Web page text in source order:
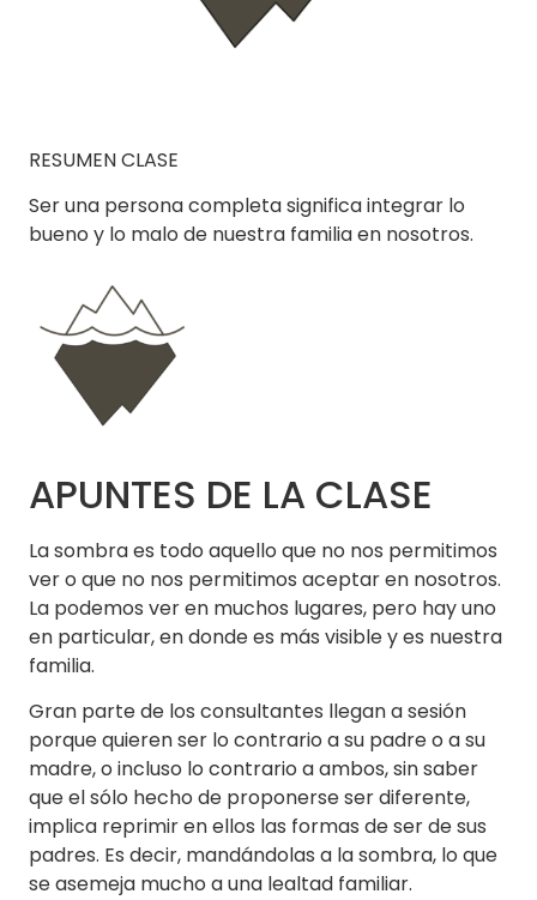
RESUMEN CLASE
Ser una persona completa significa integrar lo
bueno y lo malo de nuestra familia en nosotros.
APUNTES DE LA CLASE
La sombra es todo aquello que no nos permitimos
ver o que no nos permitimos aceptar en nosotros.
La podemos ver en muchos lugares, pero hay uno
en particular, en donde es más visible y es nuestra
familia.
Gran parte de los consultantes llegan a sesión
porque quieren ser lo contrario a su padre o a su
madre, o incluso lo contrario a ambos, sin saber
que el sólo hecho de proponerse ser diferente,
implica reprimir en ellos las formas de ser de sus
padres. Es decir, mandándolas a la sombra, lo que
se asemeja mucho a una lealtad familiar.